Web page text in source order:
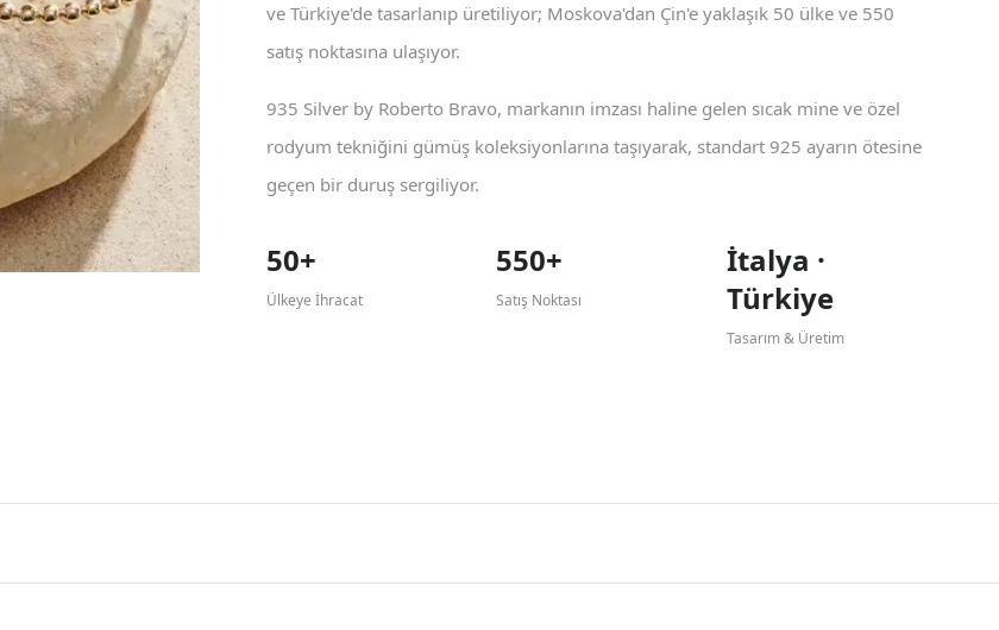
ve Türkiye'de tasarlanıp üretiliyor; Moskova'dan Çin'e yaklaşık 50 ülke ve 550
satış noktasına ulaşıyor.
935 Silver by Roberto Bravo, markanın imzası haline gelen sıcak mine ve özel
rodyum tekniğini gümüş koleksiyonlarına taşıyarak, standart 925 ayarın ötesine
geçen bir duruş sergiliyor.
50+
Ülkeye İhracat
550+
Satış Noktası
İtalya ·
Türkiye
Tasarım & Üretim